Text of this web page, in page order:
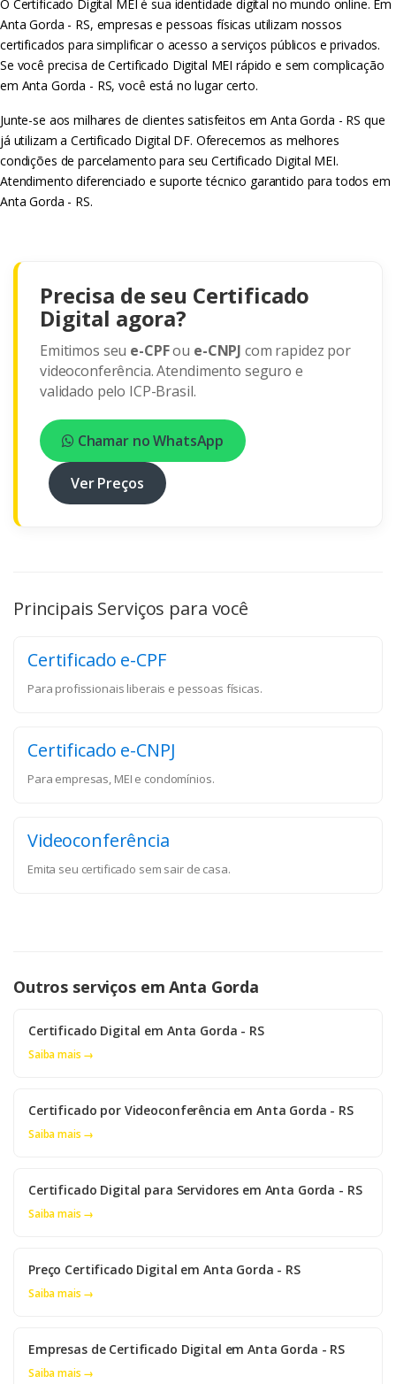
O Certificado Digital MEI é sua identidade digital no mundo online. Em
Anta Gorda - RS, empresas e pessoas físicas utilizam nossos
certificados para simplificar o acesso a serviços públicos e privados.
Se você precisa de Certificado Digital MEI rápido e sem complicação
em Anta Gorda - RS, você está no lugar certo.
Junte-se aos milhares de clientes satisfeitos em Anta Gorda - RS que
já utilizam a Certificado Digital DF. Oferecemos as melhores
condições de parcelamento para seu Certificado Digital MEI.
Atendimento diferenciado e suporte técnico garantido para todos em
Anta Gorda - RS.
Precisa de seu Certificado
Digital agora?
Emitimos seu e-CPFou e-CNPJ com rapidez por
videoconferência. Atendimento seguro e
validado pelo ICP-Brasil.
Chamar no WhatsApp
Ver Preços
Principais Serviços para você
Certificado e-CPF
Para profissionais liberais e pessoas físicas.
Certificado e-CNPJ
Para empresas, MEI e condomínios.
Videoconferência
Emita seu certificado sem sair de casa.
Outros serviços em Anta Gorda
Certificado Digital em Anta Gorda - RS
Saiba mais →
Certificado por Videoconferência em Anta Gorda - RS
Saiba mais →
Certificado Digital para Servidores em Anta Gorda - RS
Saiba mais →
Preço Certificado Digital em Anta Gorda - RS
Saiba mais →
Empresas de Certificado Digital em Anta Gorda - RS
Saiba mais →